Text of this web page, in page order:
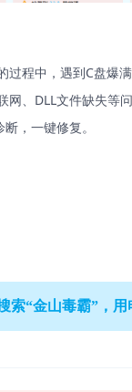
过程中，遇到C盘爆
网、DLL文件缺失等
，一键修复。
索“金山毒霸”，用